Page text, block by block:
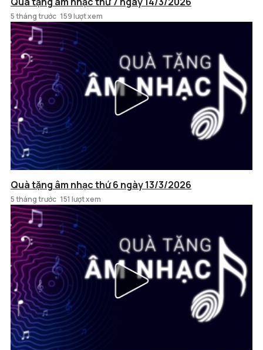
5 tháng trước 159 lượt xem
Quà tặng âm nhạc thứ 6 ngày 13/3/2026
5 tháng trước 151 lượt xem